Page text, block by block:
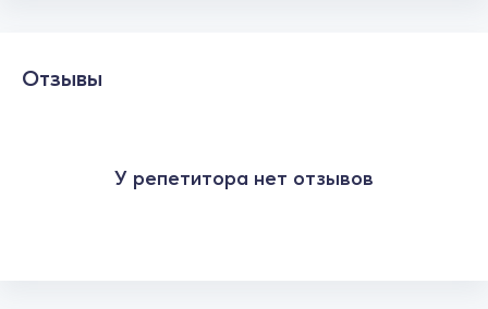
Отзывы
У репетитора нет отзывов